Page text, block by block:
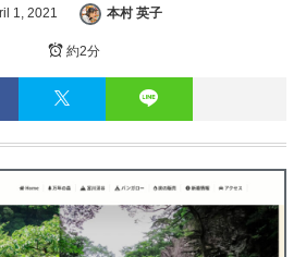
1 ,2021 本村 英子
約2分